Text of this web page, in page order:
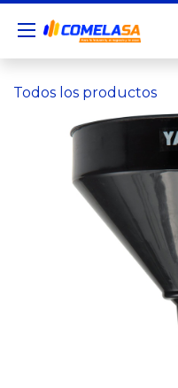
Todos los productos